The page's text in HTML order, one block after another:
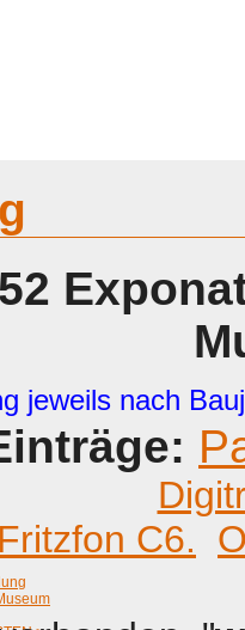
jeweils nach
C6.